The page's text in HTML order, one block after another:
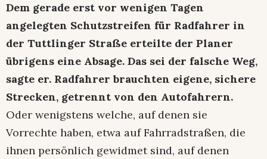
Dem gerade erst vor wenigen Tagen
angelegten Schutzstreifen für Radfahrer in
der Tuttlinger Straße erteilte der Planer
übrigens eine Absage. Das sei der falsche Weg,
sagte er. Radfahrer brauchten eigene, sichere
Strecken, getrennt von den Autofahrern.
Oder wenigstens welche, auf denen sie
Vorrechte haben, etwa auf Fahrradstraßen, die
ihnen persönlich gewidmet sind, auf denen